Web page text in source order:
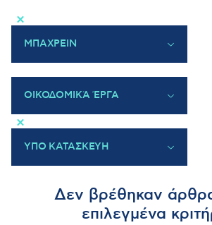
×
ΜΠΑΧΡΕΙΝ
ΕΛΛΑΔΑ
ΚΥΠΡΟΣ
ΚΑΤΑΡ
ΗΑΕ
ΟΙΚΟΔΟΜΙΚΆ ΈΡΓΑ
×
ΥΠΟ ΚΑΤΑΣΚΕΥΗ
ΟΛΟΚΛΗΡΩΜΕΝΑ
Δεν βρέθηκαν
επιλεγμένα